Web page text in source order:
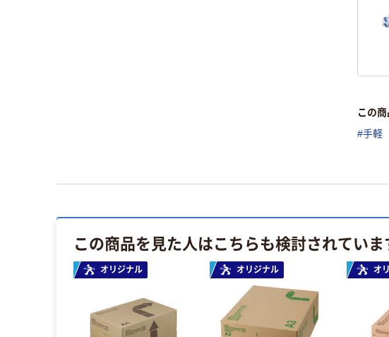
この
#手軽
この商品を見た人はこちらも検討されていま
オリジナル オリジナル オ